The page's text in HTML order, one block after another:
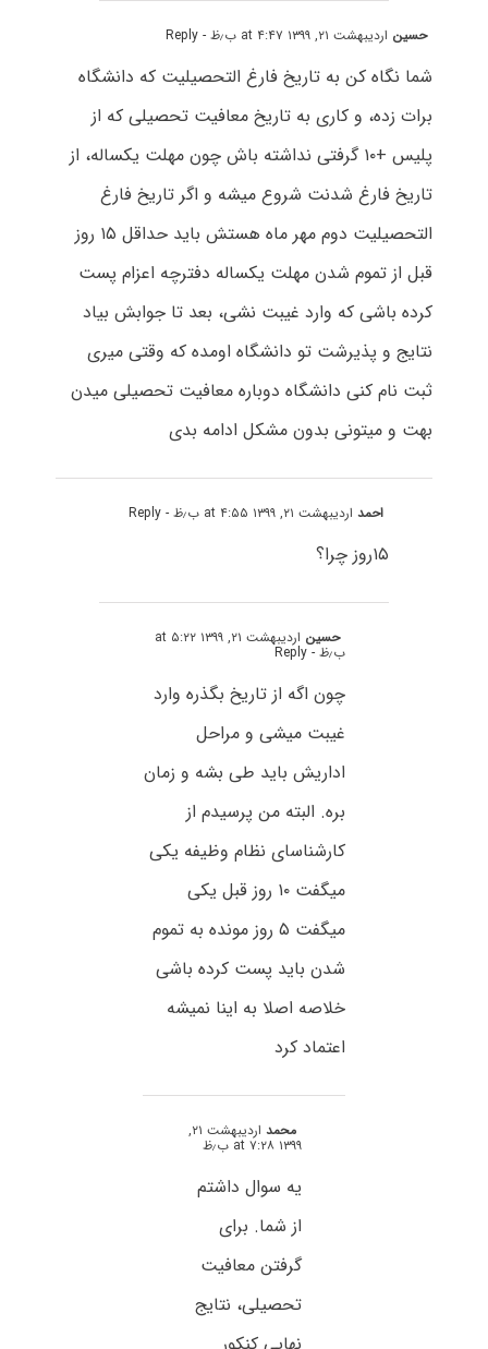
حسین اردیبهشت ۲۱, ۱۳۹۹ at ۴:۴۷ ب٫ظ - Reply
شما نگاه کن به تاریخ فارغ التحصیلیت که دانشگاه
برات زده، و کاری به تاریخ معافیت تحصیلی که از
پلیس +۱۰ گرفتی نداشته باش چون مهلت یکساله، از
تاریخ فارغ شدنت شروع میشه و اگر تاریخ فارغ
التحصیلیت دوم مهر ماه هستش باید حداقل ۱۵ روز
قبل از تموم شدن مهلت یکساله دفترچه اعزام پست
کرده باشی که وارد غیبت نشی، بعد تا جوابش بیاد
نتایج و پذیرشت تو دانشگاه اومده که وقتی میری
ثبت نام کنی دانشگاه دوباره معافیت تحصیلی میدن
بهت و میتونی بدون مشکل ادامه بدی
احمداردیبهشت ۲۱, ۱۳۹۹ at ۴:۵۵ ب٫ظ - Reply
۱۵روز چرا؟
حسین اردیبهشت ۲۱, ۱۳۹۹ at ۵:۲۲
ب٫ظ - Reply
چون اگه از تاریخ بگذره وارد
غیبت میشی و مراحل
اداریش باید طی بشه و زمان
بره. البته من پرسیدم از
کارشناسای نظام وظیفه یکی
میگفت ۱۰ روز قبل یکی
میگفت ۵ روز مونده به تموم
شدن باید پست کرده باشی
خلاصه اصلا به اینا نمیشه
اعتماد کرد
محمد اردیبهشت ۲۱,
۱۳۹۹ at ۷:۲۸ ب٫ظ
یه سوال داشتم
از شما. برای
گرفتن معافیت
تحصیلی، نتایج